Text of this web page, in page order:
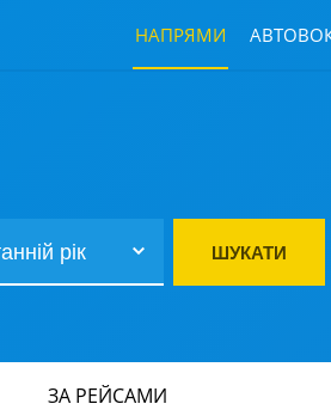
НАПРЯМИ
ШУКАТИ
ЗА РЕЙСАМИ